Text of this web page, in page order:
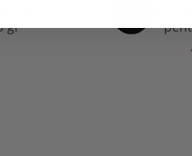
GLOSS
gr
Sigilant